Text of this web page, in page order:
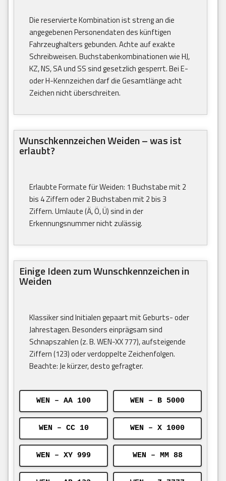
Die reservierte Kombination ist streng an die
angegebenen Personendaten des künftigen
Fahrzeughalters gebunden. Achte auf exakte
Schreibweisen. Buchstabenkombinationen wie HJ,
KZ, NS, SA und SS sind gesetzlich gesperrt. Bei E-
oder H-Kennzeichen darf die Gesamtlänge acht
Zeichen nicht überschreiten.
Wunschkennzeichen Weiden – was ist
erlaubt?
Erlaubte Formate für Weiden: 1 Buchstabe mit 2
bis 4 Ziffern oder 2 Buchstaben mit 2 bis 3
Ziffern. Umlaute (Ä, Ö, Ü) sind in der
Erkennungsnummer nicht zulässig.
Einige Ideen zum Wunschkennzeichen in
Weiden
Klassiker sind Initialen gepaart mit Geburts- oder
Jahrestagen. Besonders einprägsam sind
Schnapszahlen (z. B. WEN-XX 777), aufsteigende
Ziffern (123) oder verdoppelte Zeichenfolgen.
Beachte: Je kürzer, desto gefragter.
WEN – AA 100 WEN – B 5000
WEN – CC 10 WEN – X 1000
WEN – XY 999 WEN – MM 88